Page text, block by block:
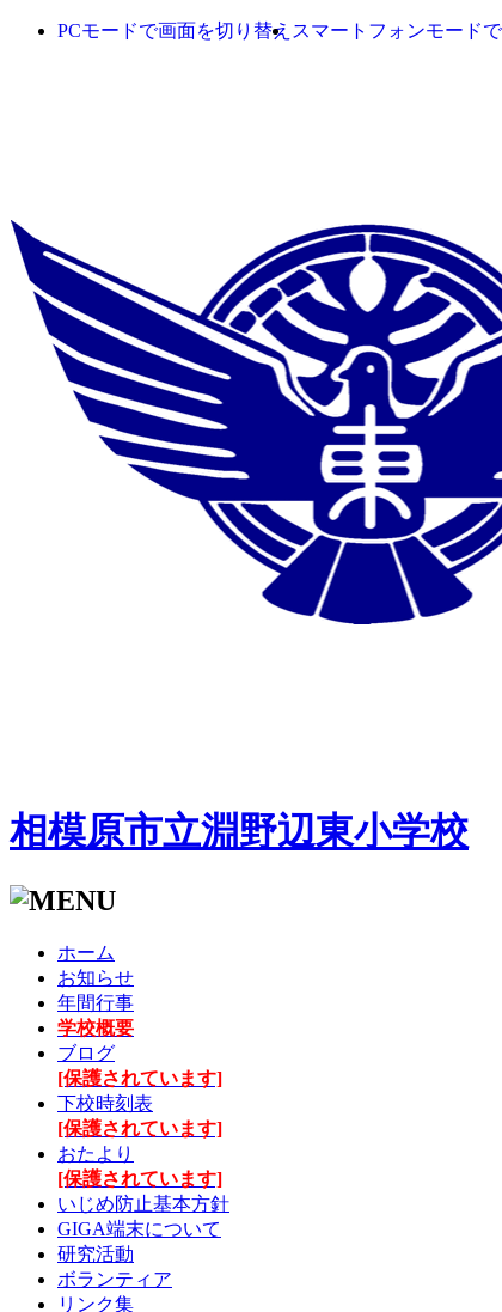
PCモードで画面を切り替え スマートフォンモード
相模原市立淵野辺東小学校
ホーム
お知らせ
年間行事
学校概要
ブログ
[保護されています]
下校時刻表
[保護されています]
おたより
[保護されています]
いじめ防止基本方針
GIGA端末について
研究活動
ボランティア
リンク集